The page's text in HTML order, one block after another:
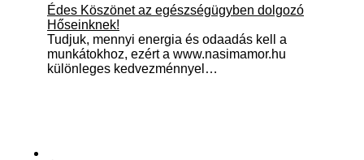
Édes Köszönet az egészségügyben dolgozó
Hőseinknek!
Tudjuk, mennyi energia és odaadás kell a
munkátokhoz, ezért a www.nasimamor.hu
különleges kedvezménnyel…